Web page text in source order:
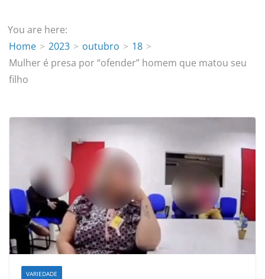
You are here:
Home
2023 outubro
18
Mulher é presa por “ofender” homem que matou seu
filho
VARIEDADE